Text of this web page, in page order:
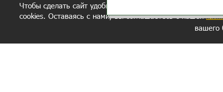
Чтобы сделать сайт удобнее, осуществляется обработка
cookies. Оставаясь с нами, вы соглашаетесь с нашей
вашего